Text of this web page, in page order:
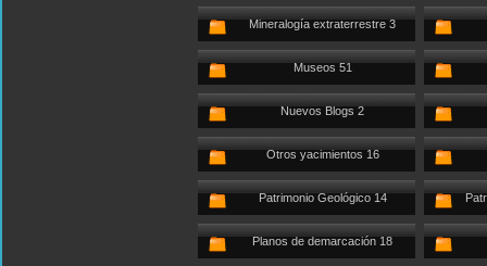
Mineralogía extraterrestre 3
Museos 51
Nuevos Blogs 2
Otros yacimientos 16
Patrimonio Geológico 14
Planos de demarcación 18